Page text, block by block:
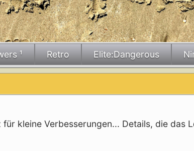
¹ Retro Elite:Dangerous
kleine Verbesserungen... Details, die das